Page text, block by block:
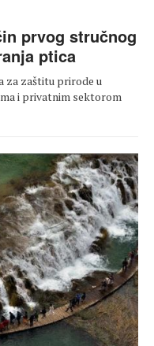
prvog stručnog
ptica
za zaštitu prirode u
i privatnim sektorom